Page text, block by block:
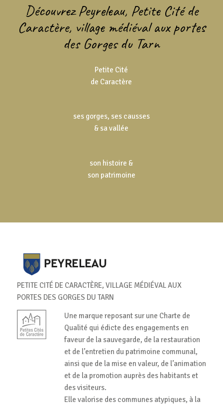
Découvrez Peyreleau, Petite Cité de
Caractère, village médiéval aux portes
des Gorges du Tarn
Petite Cité
de Caractère
ses gorges, ses causses
& sa vallée
son histoire &
son patrimoine
PETITE CITÉ DE CARACTÈRE, VILLAGE MÉDIÉVAL AUX
PORTES DES GORGES DU TARN
Une marque reposant sur une Charte de
Qualité qui édicte des engagements en
faveur de la sauvegarde, de la restauration
et de l’entretien du patrimoine communal,
ainsi que de la mise en valeur, de l’animation
et de la promotion auprès des habitants et
des visiteurs.
Elle valorise des communes atypiques, à la